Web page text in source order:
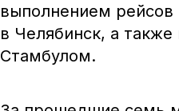
выполнением рейсов
в Челябинск, а
Стамбулом.